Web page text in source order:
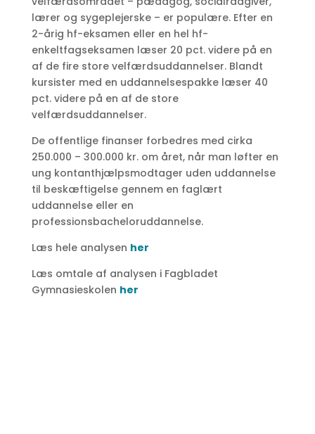
lærer og sygeplejerske – er populære. Efter en
2-årig hf-eksamen eller en hel hf-
enkeltfagseksamen læser 20 pct. videre på en
af de fire store velfærdsuddannelser. Blandt
kursister med en uddannelsespakke læser 40
pct. videre på en af de store
velfærdsuddannelser.
De offentlige finanser forbedres med cirka
250.000 – 300.000 kr. om året, når man løfter en
ung kontanthjælpsmodtager uden uddannelse
til beskæftigelse gennem en faglært
uddannelse eller en
professionsbacheloruddannelse.
Læs hele analysen her
Læs omtale af analysen i Fagbladet
Gymnasieskolen her